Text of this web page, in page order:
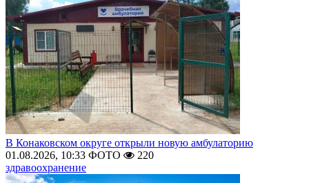
В Конаковском округе открыли новую амбулаторию
01.08.2026, 10:33 ФОТО
220
здравоохранение